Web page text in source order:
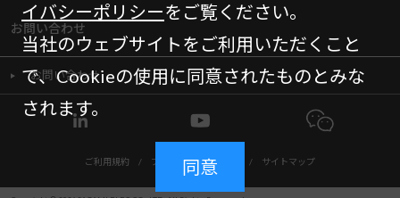
イバシーポリシーをご覧ください。
当社のウェブサイトをご利用いただくこと
で、Cookieの使用に同意されたものとみな
されます。
同意
お問い合わせ
お問い合わせ
ご利用規約 / プライバシーポリシー / サイトマップ